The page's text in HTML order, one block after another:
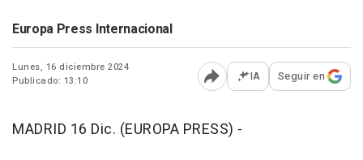
Europa Press Internacional
Lunes, 16 diciembre 2024
Publicado: 13:10
Abrir opciones para
IA Seguir en
MADRID 16 Dic. (EUROPA PRESS) -